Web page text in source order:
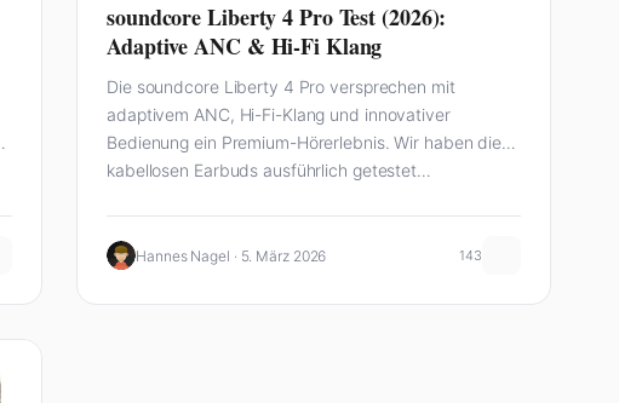
soundcore Liberty 4 Pro Test (2026):
Adaptive ANC & Hi-Fi Klang
Die soundcore Liberty 4 Pro versprechen mit
adaptivem ANC, Hi-Fi-Klang und innovativer
Bedienung ein Premium-Hörerlebnis. Wir haben die
kabellosen Earbuds ausführlich getestet…
Hannes Nagel · 5. März 2026 143